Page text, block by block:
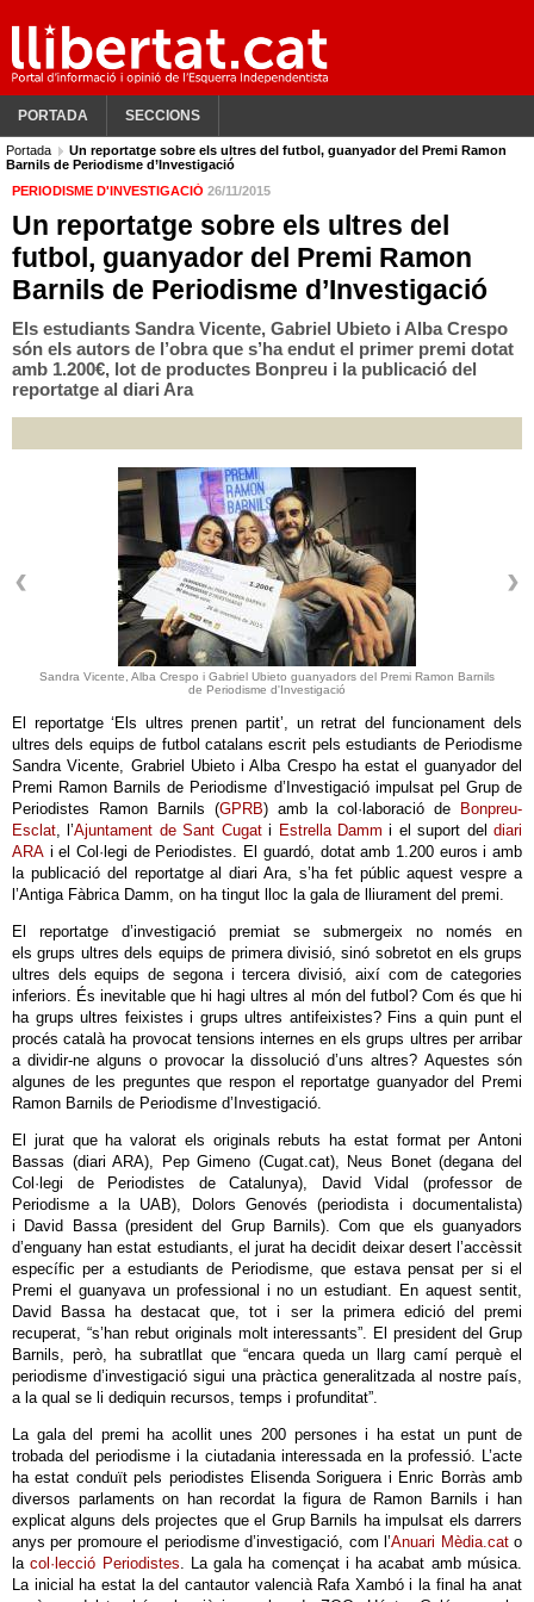
PORTADA SECCIONS
Portada
Un reportatge sobre els ultres del futbol, guanyador del Premi Ramon
Barnils de Periodisme d’Investigació
PERIODISME D'INVESTIGACIÓ 26/11/2015
Un reportatge sobre els ultres del
futbol, guanyador del Premi Ramon
Barnils de Periodisme d’Investigació
Els estudiants Sandra Vicente, Gabriel Ubieto i Alba Crespo
són els autors de l’obra que s’ha endut el primer premi dotat
amb 1.200€, lot de productes Bonpreu i la publicació del
reportatge al diari Ara
Sandra Vicente, Alba Crespo i Gabriel Ubieto guanyadors del Premi Ramon Barnils
de Periodisme d'Investigació
El reportatge ‘Els ultres prenen partit’, un retrat del funcionament dels
ultres dels equips de futbol catalans escrit pels estudiants de Periodisme
Sandra Vicente, Grabriel Ubieto i Alba Crespo ha estat el guanyador del
Premi Ramon Barnils de Periodisme d’Investigació impulsat pel Grup de
Periodistes Ramon Barnils (GPRB) amb la col·laboració de Bonpreu-
Esclat, l’Ajuntament de Sant Cugati Estrella Damm i el suport del diari
ARA i el Col·legi de Periodistes. El guardó, dotat amb 1.200 euros i amb
la publicació del reportatge al diari Ara, s’ha fet públic aquest vespre a
l’Antiga Fàbrica Damm, on ha tingut lloc la gala de lliurament del premi.
El reportatge d’investigació premiat se submergeix no només en
els grups ultres dels equips de primera divisió, sinó sobretot en els grups
ultres dels equips de segona i tercera divisió, així com de categories
inferiors. És inevitable que hi hagi ultres al món del futbol? Com és que hi
ha grups ultres feixistes i grups ultres antifeixistes? Fins a quin punt el
procés català ha provocat tensions internes en els grups ultres per arribar
a dividir-ne alguns o provocar la dissolució d’uns altres? Aquestes són
algunes de les preguntes que respon el reportatge guanyador del Premi
Ramon Barnils de Periodisme d’Investigació.
El jurat que ha valorat els originals rebuts ha estat format per Antoni
Bassas (diari ARA), Pep Gimeno (Cugat.cat), Neus Bonet (degana del
Col·legi de Periodistes de Catalunya), David Vidal (professor de
Periodisme a la UAB), Dolors Genovés (periodista i documentalista)
i David Bassa (president del Grup Barnils). Com que els guanyadors
d’enguany han estat estudiants, el jurat ha decidit deixar desert l’accèssit
específic per a estudiants de Periodisme, que estava pensat per si el
Premi el guanyava un professional i no un estudiant. En aquest sentit,
David Bassa ha destacat que, tot i ser la primera edició del premi
recuperat, “s’han rebut originals molt interessants”. El president del Grup
Barnils, però, ha subratllat que “encara queda un llarg camí perquè el
periodisme d’investigació sigui una pràctica generalitzada al nostre país,
a la qual se li dediquin recursos, temps i profunditat”.
La gala del premi ha acollit unes 200 persones i ha estat un punt de
trobada del periodisme i la ciutadania interessada en la professió. L’acte
ha estat conduït pels periodistes Elisenda Soriguera i Enric Borràs amb
diversos parlaments on han recordat la figura de Ramon Barnils i han
explicat alguns dels projectes que el Grup Barnils ha impulsat els darrers
anys per promoure el periodisme d’investigació, com l’Anuari Mèdia.cato
lacol·lecció Periodistes. La gala ha començat i ha acabat amb música.
La inicial ha estat la del cantautor valencià Rafa Xambó i la final ha anat